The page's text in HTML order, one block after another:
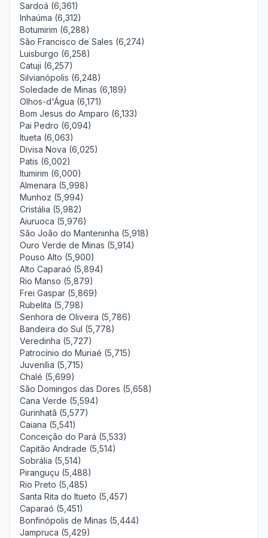
Sardoá (6,361)
Inhaúma (6,312)
Botumirim (6,288)
São Francisco de Sales (6,274)
Luisburgo (6,258)
Catuji (6,257)
Silvianópolis (6,248)
Soledade de Minas (6,189)
Olhos-d'Água (6,171)
Bom Jesus do Amparo (6,133)
Pai Pedro (6,094)
Itueta (6,063)
Divisa Nova (6,025)
Patis (6,002)
Itumirim (6,000)
Almenara (5,998)
Munhoz (5,994)
Cristália (5,982)
Aiuruoca (5,976)
São João do Manteninha (5,918)
Ouro Verde de Minas (5,914)
Pouso Alto (5,900)
Alto Caparaó (5,894)
Rio Manso (5,879)
Frei Gaspar (5,869)
Rubelita (5,798)
Senhora de Oliveira (5,786)
Bandeira do Sul (5,778)
Veredinha (5,727)
Patrocínio do Muriaé (5,715)
Juvenília (5,715)
Chalé (5,699)
São Domingos das Dores (5,658)
Cana Verde (5,594)
Gurinhatã (5,577)
Caiana (5,541)
Conceição do Pará (5,533)
Capitão Andrade (5,514)
Sobrália (5,514)
Piranguçu (5,488)
Rio Preto (5,485)
Santa Rita do Itueto (5,457)
Caparaó (5,451)
Bonfinópolis de Minas (5,444)
Jampruca (5,429)